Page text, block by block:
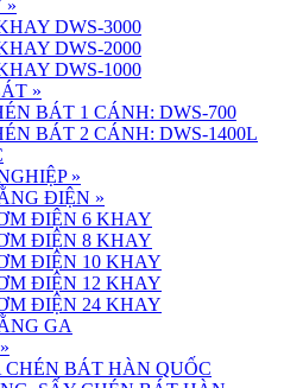
»
DWS-3000
DWS-2000
DWS-1000
»
BÁT 1 CÁNH: DWS-700
BÁT 2 CÁNH: DWS-1400L
»
ĐIỆN »
ĐIỆN 6 KHAY
ĐIỆN 8 KHAY
ĐIỆN 10 KHAY
ĐIỆN 12 KHAY
ĐIỆN 24 KHAY
GA
»
BÁT HÀN QUỐC